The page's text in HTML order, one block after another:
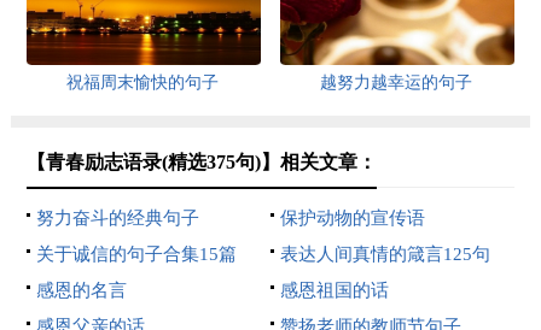
祝福周末愉快的句子 越努力越幸运的句子
【青春励志语录(精选375句)】相关文章：
努力奋斗的经典句子
保护动物的宣传语
关于诚信的句子合集15篇
表达人间真情的箴言125句
感恩的名言
感恩祖国的话
感恩父亲的话
赞扬老师的教师节句子